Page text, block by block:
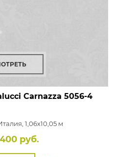
Carnazza 5056-4
1,06x10,05 м
руб.